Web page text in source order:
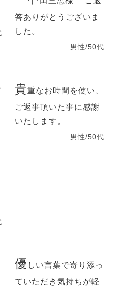
答ありがとうございま
した。
男性/50代
貴重なお時間を使い、
ご返事頂いた事に感謝
いたします。
男性/50代
優 しい言葉で寄り添っ
ていただき気持ちが軽